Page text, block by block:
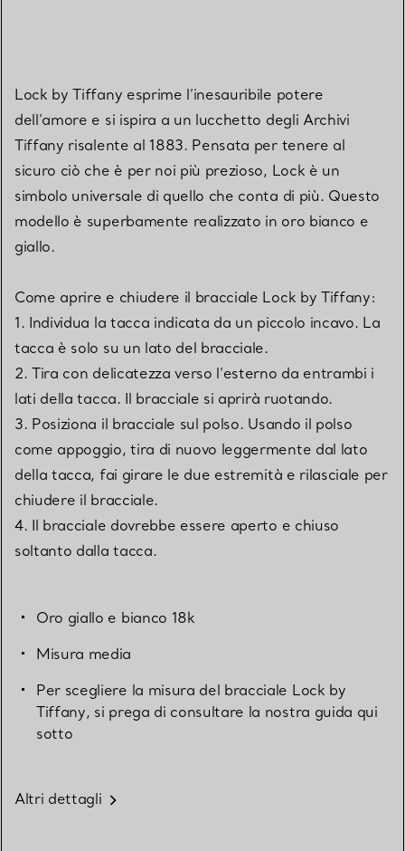
Lock by Tiffany esprime l’inesauribile potere
dell’amore e si ispira a un lucchetto degli Archivi
Tiffany risalente al 1883. Pensata per tenere al
sicuro ciò che è per noi più prezioso, Lock è un
simbolo universale di quello che conta di più. Questo
modello è superbamente realizzato in oro bianco e
giallo.
Come aprire e chiudere il bracciale Lock by Tiffany:
1. Individua la tacca indicata da un piccolo incavo. La
tacca è solo su un lato del bracciale.
2. Tira con delicatezza verso l’esterno da entrambi i
lati della tacca. Il bracciale si aprirà ruotando.
3. Posiziona il bracciale sul polso. Usando il polso
come appoggio, tira di nuovo leggermente dal lato
della tacca, fai girare le due estremità e rilasciale per
chiudere il bracciale.
4. Il bracciale dovrebbe essere aperto e chiuso
soltanto dalla tacca.
Oro giallo e bianco 18k
Misura media
Per scegliere la misura del bracciale Lock by
Tiffany, si prega di consultare la nostra guida qui
sotto
Altri dettagli